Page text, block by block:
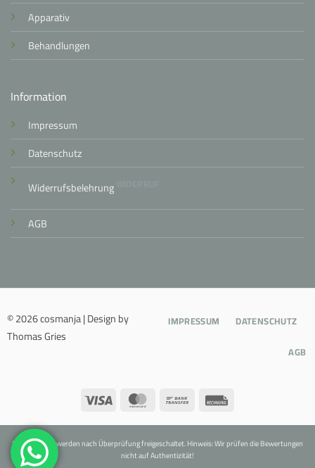
Apparativ
Behandlungen
Information
Impressum
Datenschutz
Widerrufsbelehrung
AGB
© 2026 cosmanja | Design by
Thomas Gries
Visa MasterCardBank
IMPRESSUM
DATENSCHUTZ
AGB
Bewertungen werden nach Überprüfung freigeschaltet. Hinweis: Wir prüfen die Bewertungen
nicht auf Authentizität!